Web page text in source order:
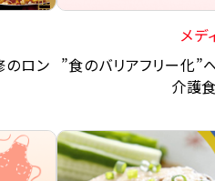
ロン
メデ
”食のバリアフリー化
介護